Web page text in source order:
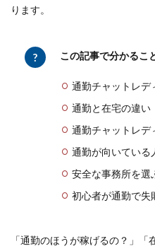
ります。
この記事で分かるこ
通勤チャットレデ
通勤と在宅の違い
通勤チャットレデ
通勤が向いている
安全な事務所を選
初心者が通勤で失
「通勤のほうが稼げるの？」